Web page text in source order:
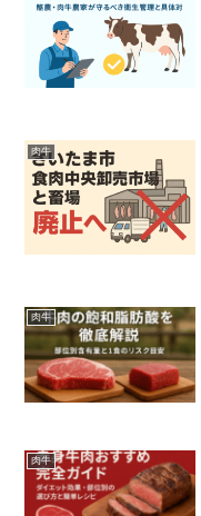
肉牛
肉牛
肉牛